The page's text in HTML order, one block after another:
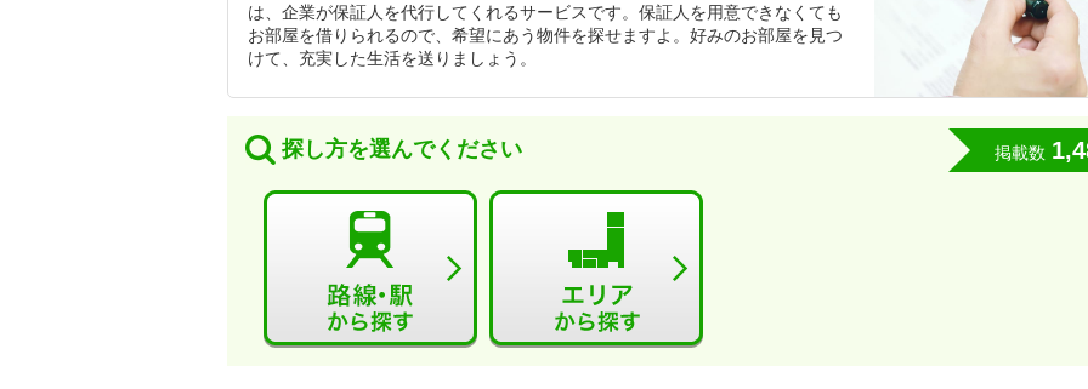
は、企業が保証人を代行してくれるサービスです。保証人を用意できなくても
お部屋を借りられるので、希望にあう物件を探せますよ。好みのお部屋を見つ
けて、充実した生活を送りましょう。
探し方を選んでください 掲載数